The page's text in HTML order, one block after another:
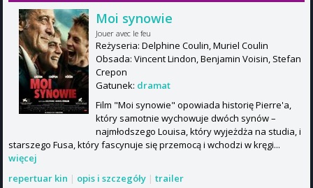
Moi synowie
Jouer avec le feu
Reżyseria: Delphine Coulin, Muriel Coulin
Obsada: Vincent Lindon, Benjamin Voisin, Stefan
Crepon
Gatunek: dramat
Film "Moi synowie" opowiada historię Pierre'a,
który samotnie wychowuje dwóch synów –
najmłodszego Louisa, który wyjeżdża na studia, i
starszego Fusa, który fascynuje się przemocą i wchodzi w kręgi...
więcej
repertuar kin | opis i szczegóły | trailer